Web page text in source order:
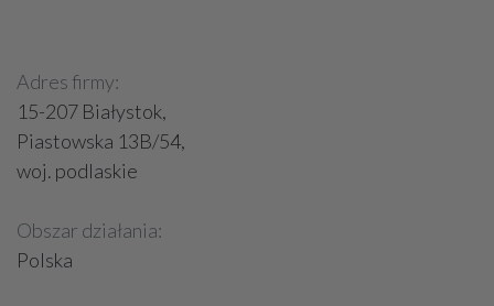
Adres firmy:
15-207 Białystok,
Piastowska 13B/54,
woj. podlaskie
Obszar działania:
Polska